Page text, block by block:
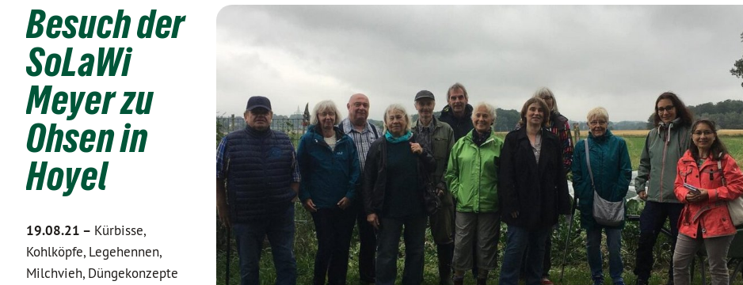
Besuch der
SoLaWi
Meyer zu
Ohsen in
Hoyel
19.08.21 – Kürbisse,
Kohlköpfe, Legehennen,
Milchvieh, Düngekonzepte